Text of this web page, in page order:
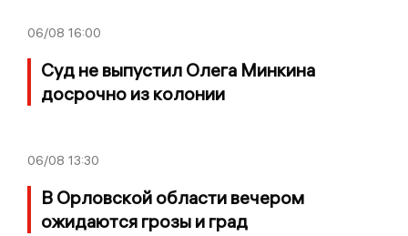
06/08 16:00
Суд не выпустил Олега Минкина
досрочно из колонии
06/08 13:30
В Орловской области вечером
ожидаются грозы и град